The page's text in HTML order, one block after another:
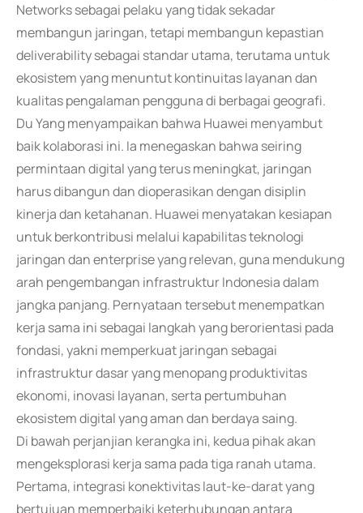
Networks sebagai pelaku yang tidak sekadar
membangun jaringan, tetapi membangun kepastian
deliverability sebagai standar utama, terutama untuk
ekosistem yang menuntut kontinuitas layanan dan
kualitas pengalaman pengguna di berbagai geografi.
Du Yang menyampaikan bahwa Huawei menyambut
baik kolaborasi ini. Ia menegaskan bahwa seiring
permintaan digital yang terus meningkat, jaringan
harus dibangun dan dioperasikan dengan disiplin
kinerja dan ketahanan. Huawei menyatakan kesiapan
untuk berkontribusi melalui kapabilitas teknologi
jaringan dan enterprise yang relevan, guna mendukung
arah pengembangan infrastruktur Indonesia dalam
jangka panjang. Pernyataan tersebut menempatkan
kerja sama ini sebagai langkah yang berorientasi pada
fondasi, yakni memperkuat jaringan sebagai
infrastruktur dasar yang menopang produktivitas
ekonomi, inovasi layanan, serta pertumbuhan
ekosistem digital yang aman dan berdaya saing.
Di bawah perjanjian kerangka ini, kedua pihak akan
mengeksplorasi kerja sama pada tiga ranah utama.
Pertama, integrasi konektivitas laut-ke-darat yang
bertujuan memperbaiki keterhubungan antara